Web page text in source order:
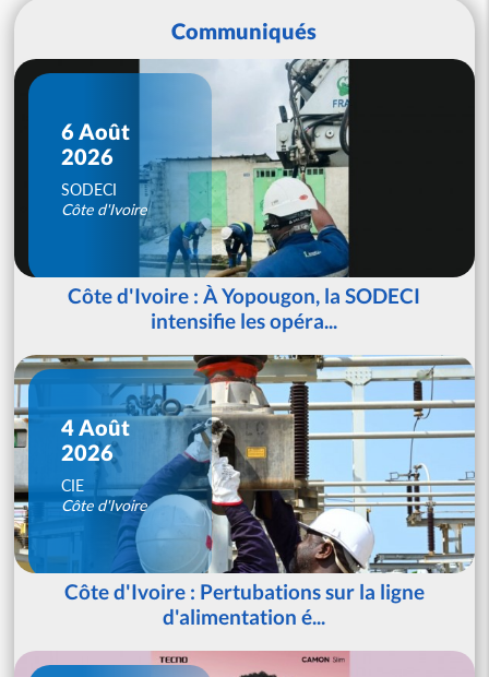
Communiqués
6 Août
2026
SODECI
Côte d'Ivoire
Côte d'Ivoire : À Yopougon, la SODECI
intensifie les opéra...
4 Août
2026
CIE
Côte d'Ivoire
Côte d'Ivoire : Pertubations sur la ligne
d'alimentation é...